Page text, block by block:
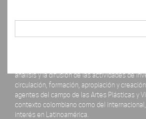
análisis y la difusión de las actividades de
circulación, formación, apropiación y
agentes del campo de las Artes Plásticas y
contexto colombiano como del
interés en Latinoamérica.